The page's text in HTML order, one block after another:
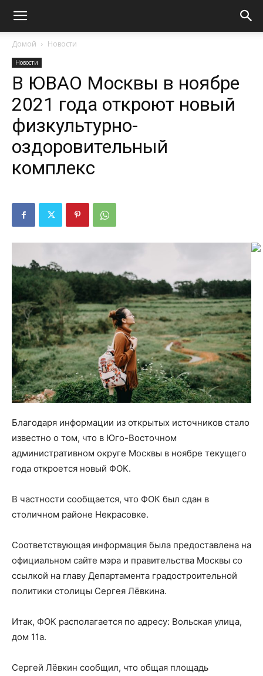
Домой Новости
Новости
В ЮВАО Москвы в ноябре
2021 года откроют новый
физкультурно-
оздоровительный
комплекс
Благодаря информации из открытых источников стало
известно о том, что в Юго-Восточном
административном округе Москвы в ноябре текущего
года откроется новый ФОК.
В частности сообщается, что ФОК был сдан в
столичном районе Некрасовке.
Соответствующая информация была предоставлена на
официальном сайте мэра и правительства Москвы со
ссылкой на главу Департамента градостроительной
политики столицы Сергея Лёвкина.
Итак, ФОК располагается по адресу: Вольская улица,
дом 11а.
Сергей Лёвкин сообщил, что общая площадь